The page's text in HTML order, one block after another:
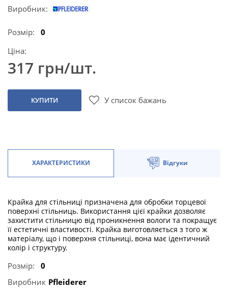
Виробник:
Розмір:
0
Ціна:
317 грн/шт.
КУПИТИ У список бажань
ХАРАКТЕРИСТИКИ Відгуки
Крайка для стільниці призначена для обробки торцевої
поверхні стільниць. Використання цієї крайки дозволяє
захистити стільницю від проникнення вологи та покращує
її естетичні властивості. Крайка виготовляється з того ж
матеріалу, що і поверхня стільниці, вона має ідентичний
колір і структуру.
Розмір:
0
Виробник Pfleiderer